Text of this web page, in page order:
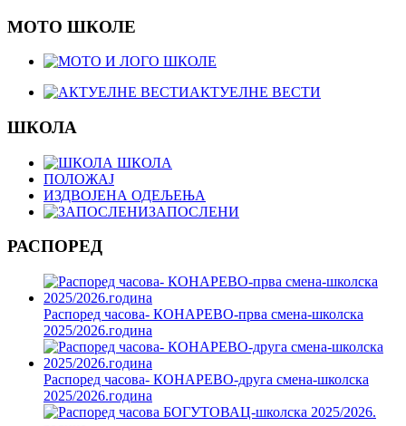
МОТО ШКОЛЕ
АКТУЕЛНЕ ВЕСТИ
ШКОЛА
ШКОЛА
ПОЛОЖАЈ
ИЗДВОЈЕНА ОДЕЉЕЊА
ЗАПОСЛЕНИ
РАСПОРЕД
Распоред часова- КОНАРЕВО-прва смена-школска
2025/2026.година
Распоред часова- КОНАРЕВО-друга смена-школска
2025/2026.година